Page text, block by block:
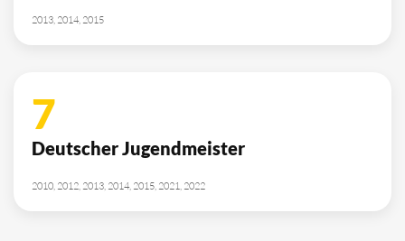
2013, 2014, 2015
7
Deutscher Jugendmeister
2010, 2012, 2013, 2014, 2015, 2021, 2022